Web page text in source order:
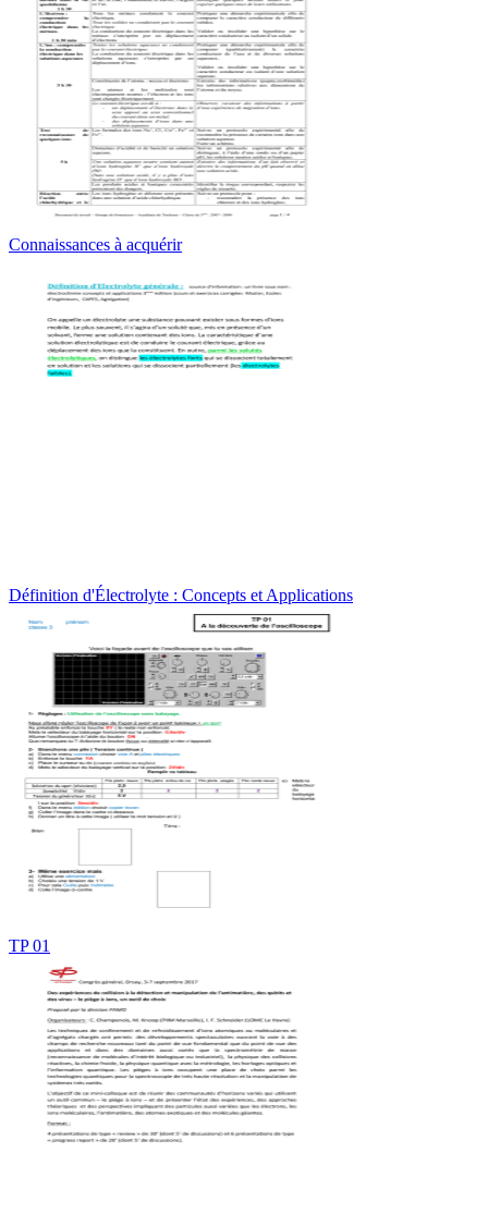
Connaissances à acquérir
Définition d'Électrolyte : Concepts et Applications
TP 01